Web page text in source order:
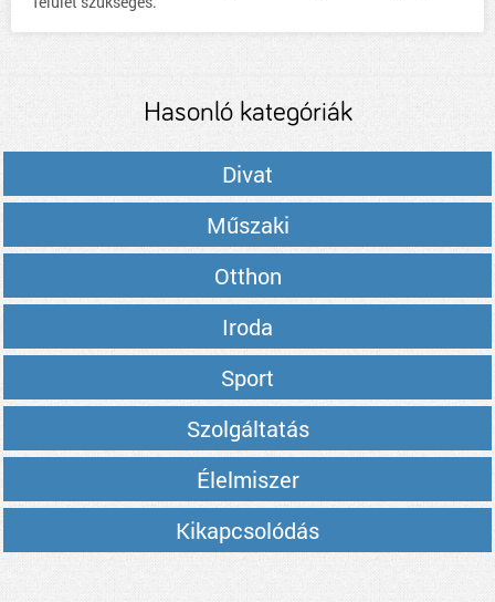
Hasonló kategóriák
Divat
Műszaki
Otthon
Iroda
Sport
Szolgáltatás
Élelmiszer
Kikapcsolódás